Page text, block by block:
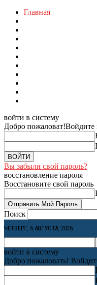
Главная
войти в систему
Добро пожаловат!Войдите
Вы забыли свой пароль?
восстановление пароля
Восстановите свой пароль
Поиск
ЧЕТВЕРГ, 6 АВГУСТА, 2026
войти в систему
Добро пожаловать!